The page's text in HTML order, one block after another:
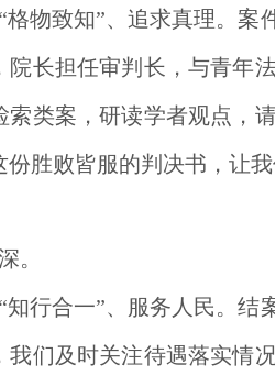
格物致知”、追求真理。案
院长担任审判长，与青年
索类案，研读学者观点，
份胜败皆服的判决书，让
。
知行合一”、服务人民。结
我们及时关注待遇落实情